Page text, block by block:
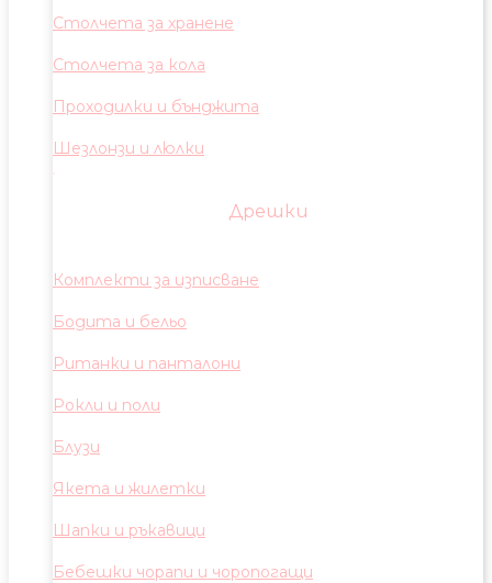
Столчета за хранене
Столчета за кола
Проходилки и бънджита
Шезлонзи и люлки
Дрешки
Комплекти за изписване
Бодита и бельо
Ританки и панталони
Рокли и поли
Блузи
Якета и жилетки
Шапки и ръкавици
Бебешки чорапи и чоропогащи